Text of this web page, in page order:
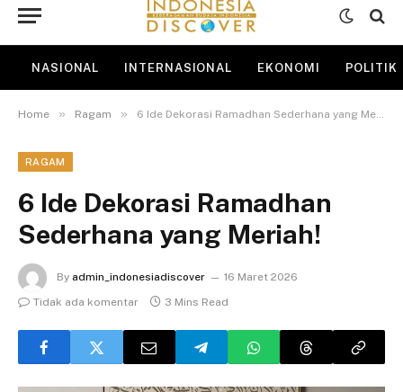
NASIONAL INTERNASIONAL EKONOMI POLITIK
Home » Ragam » 6 Ide Dekorasi Ramadhan Sederhana yang Meriah!
RAGAM
6 Ide Dekorasi Ramadhan
Sederhana yang Meriah!
By admin_indonesiadiscover
16 Maret 2026
Tidak ada komentar
3 Mins Read